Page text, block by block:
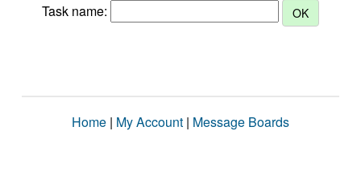
Task name:
Home | My Account | Message Boards